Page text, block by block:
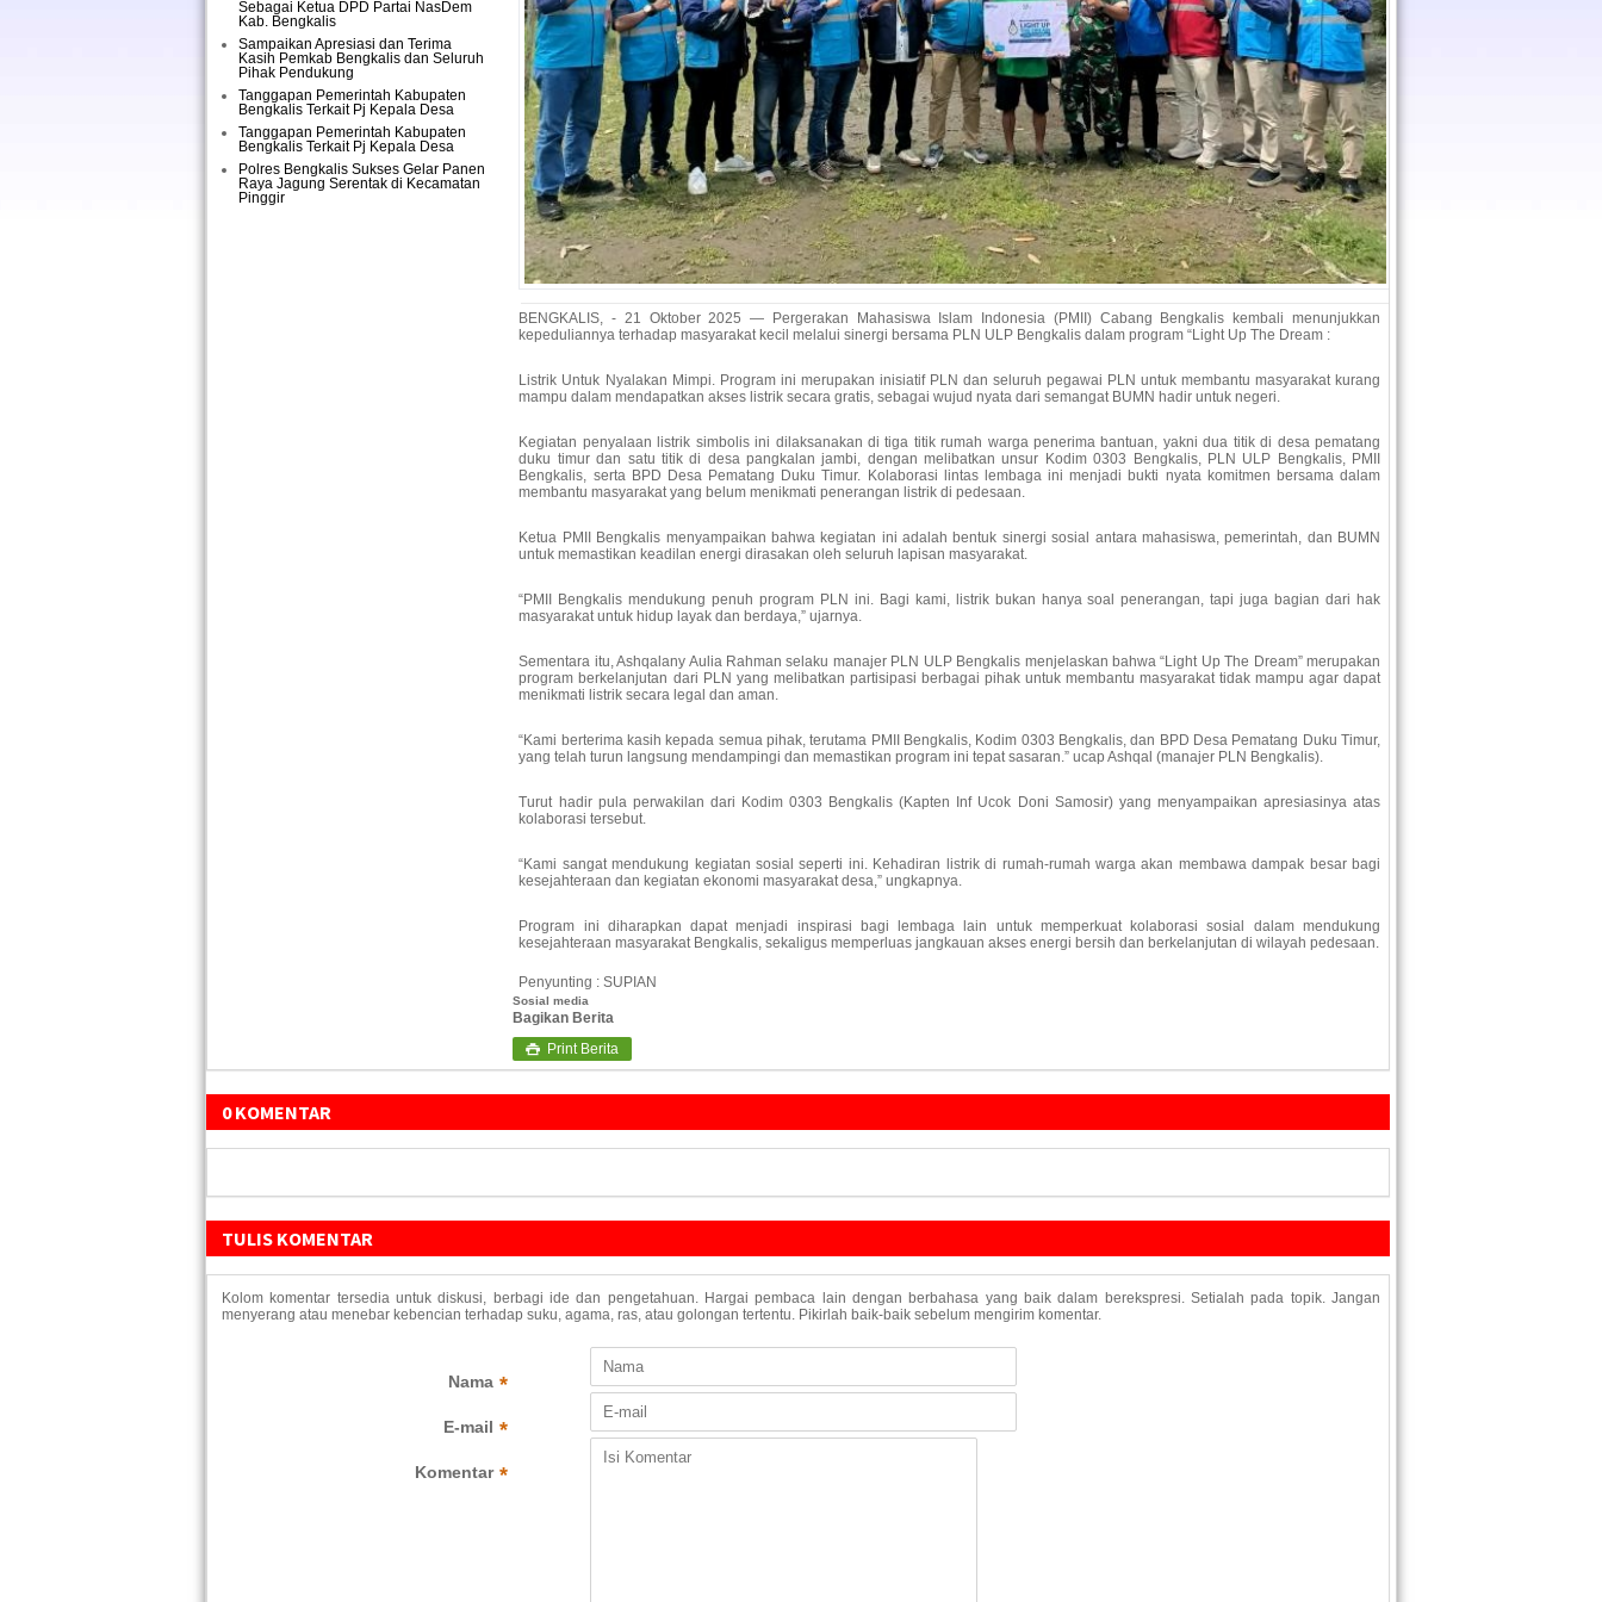
Sebagai Ketua DPD Partai NasDem
Kab. Bengkalis
Sampaikan Apresiasi dan Terima
Kasih Pemkab Bengkalis dan Seluruh
Pihak Pendukung
Tanggapan Pemerintah Kabupaten
Bengkalis Terkait Pj Kepala Desa
Tanggapan Pemerintah Kabupaten
Bengkalis Terkait Pj Kepala Desa
Polres Bengkalis Sukses Gelar Panen
Raya Jagung Serentak di Kecamatan
Pinggir
BENGKALIS, - 21 Oktober 2025 — Pergerakan Mahasiswa Islam Indonesia (PMII) Cabang Bengkalis kembali menunjukkan
kepeduliannya terhadap masyarakat kecil melalui sinergi bersama PLN ULP Bengkalis dalam program “Light Up The Dream :
Listrik Untuk Nyalakan Mimpi. Program ini merupakan inisiatif PLN dan seluruh pegawai PLN untuk membantu masyarakat kurang
mampu dalam mendapatkan akses listrik secara gratis, sebagai wujud nyata dari semangat BUMN hadir untuk negeri.
Kegiatan penyalaan listrik simbolis ini dilaksanakan di tiga titik rumah warga penerima bantuan, yakni dua titik di desa pematang
duku timur dan satu titik di desa pangkalan jambi, dengan melibatkan unsur Kodim 0303 Bengkalis, PLN ULP Bengkalis, PMII
Bengkalis, serta BPD Desa Pematang Duku Timur. Kolaborasi lintas lembaga ini menjadi bukti nyata komitmen bersama dalam
membantu masyarakat yang belum menikmati penerangan listrik di pedesaan.
Ketua PMII Bengkalis menyampaikan bahwa kegiatan ini adalah bentuk sinergi sosial antara mahasiswa, pemerintah, dan BUMN
untuk memastikan keadilan energi dirasakan oleh seluruh lapisan masyarakat.
“PMII Bengkalis mendukung penuh program PLN ini. Bagi kami, listrik bukan hanya soal penerangan, tapi juga bagian dari hak
masyarakat untuk hidup layak dan berdaya,” ujarnya.
Sementara itu, Ashqalany Aulia Rahman selaku manajer PLN ULP Bengkalis menjelaskan bahwa “Light Up The Dream” merupakan
program berkelanjutan dari PLN yang melibatkan partisipasi berbagai pihak untuk membantu masyarakat tidak mampu agar dapat
menikmati listrik secara legal dan aman.
“Kami berterima kasih kepada semua pihak, terutama PMII Bengkalis, Kodim 0303 Bengkalis, dan BPD Desa Pematang Duku Timur,
yang telah turun langsung mendampingi dan memastikan program ini tepat sasaran.” ucap Ashqal (manajer PLN Bengkalis).
Turut hadir pula perwakilan dari Kodim 0303 Bengkalis (Kapten Inf Ucok Doni Samosir) yang menyampaikan apresiasinya atas
kolaborasi tersebut.
“Kami sangat mendukung kegiatan sosial seperti ini. Kehadiran listrik di rumah-rumah warga akan membawa dampak besar bagi
kesejahteraan dan kegiatan ekonomi masyarakat desa,” ungkapnya.
Program ini diharapkan dapat menjadi inspirasi bagi lembaga lain untuk memperkuat kolaborasi sosial dalam mendukung
kesejahteraan masyarakat Bengkalis, sekaligus memperluas jangkauan akses energi bersih dan berkelanjutan di wilayah pedesaan.
Penyunting : SUPIAN
Sosial media
Bagikan Berita
 Print Berita
0 KOMENTAR
TULIS KOMENTAR
Kolom komentar tersedia untuk diskusi, berbagi ide dan pengetahuan. Hargai pembaca lain dengan berbahasa yang baik dalam berekspresi. Setialah pada topik. Jangan
menyerang atau menebar kebencian terhadap suku, agama, ras, atau golongan tertentu. Pikirlah baik-baik sebelum mengirim komentar.
Nama *
E-mail *
Komentar *